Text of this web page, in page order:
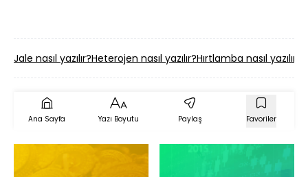
Jale nasıl yazılır?Heterojen nasıl yazılır?Hırtlamba nasıl yazılır?
Ana Sayfa Yazı Boyutu Paylaş Favoriler